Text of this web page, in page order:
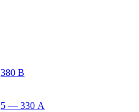
380 В
5 — 330 А